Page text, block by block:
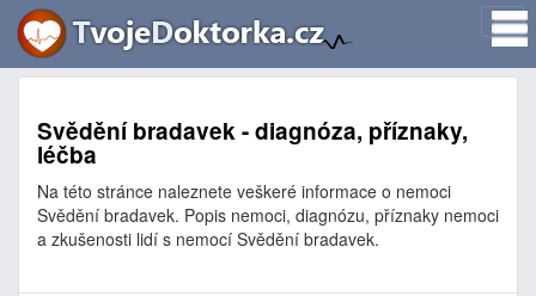
Svědění bradavek - diagnóza, příznaky,
léčba
Na této stránce naleznete veškeré informace o nemoci
Svědění bradavek. Popis nemoci, diagnózu, příznaky nemoci
a zkušenosti lidí s nemocí Svědění bradavek.